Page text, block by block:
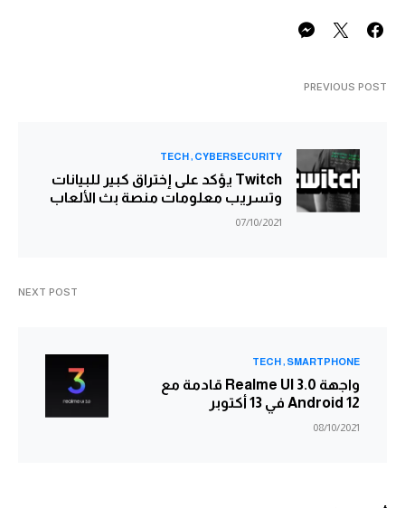
PREVIOUS POST
CYBERSECURITY
TECH
Twitch يؤكد على إختراق كبير للبيانات
وتسريب معلومات منصة بث الألعاب
07/10/2021
NEXT POST
SMARTPHONE
TECH
واجهة Realme UI 3.0 قادمة مع
Android 12 في 13 أكتوبر
08/10/2021